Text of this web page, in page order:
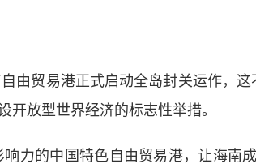
贸易港正式启动全岛封关运作，这
开放型世界经济的标志性举措。
的中国特色自由贸易港，让海南